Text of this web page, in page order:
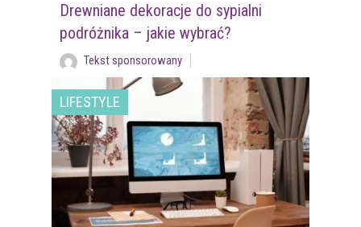
Drewniane dekoracje do sypialni
podróżnika – jakie wybrać?
Tekst sponsorowany
LIFESTYLE